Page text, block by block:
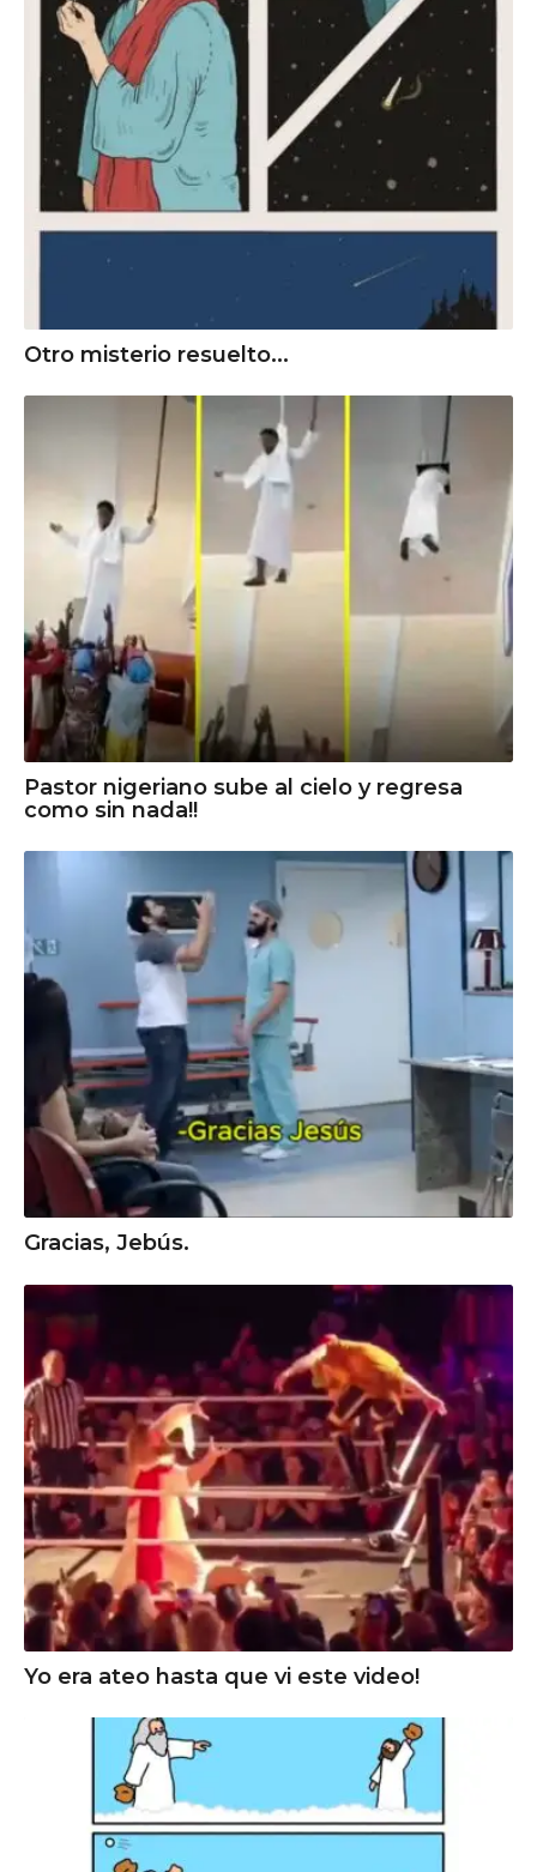
Otro misterio resuelto...
Pastor nigeriano sube al cielo y regresa
como sin nada!!
Gracias, Jebús.
Yo era ateo hasta que vi este video!